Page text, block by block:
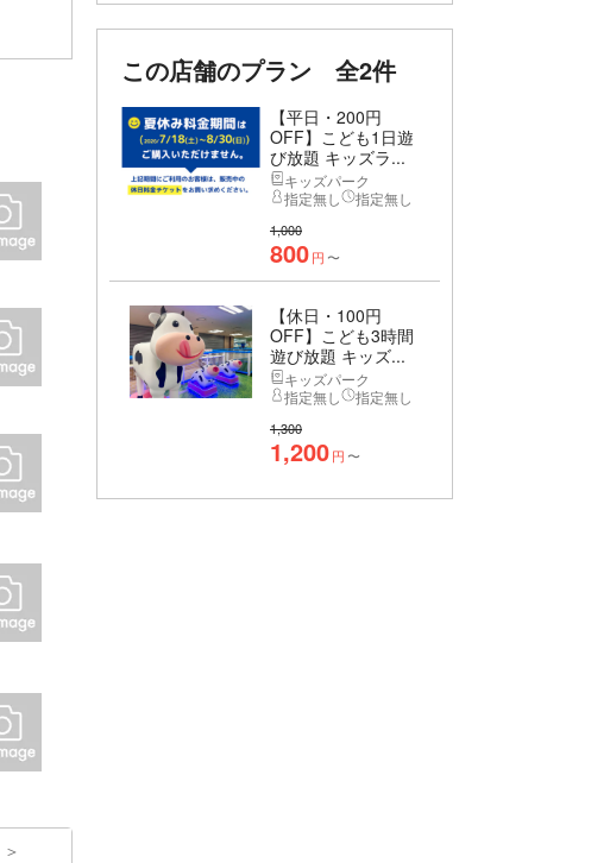
この店舗のプラン 全2件
【平日・200円
OFF】こども1日遊
び放題 キッズラ...
キッズパーク
指定無し
指定無し
1,000
800円 〜
【休日・100円
OFF】こども3時間
遊び放題 キッズ...
キッズパーク
指定無し
指定無し
1,300
1,200円 〜